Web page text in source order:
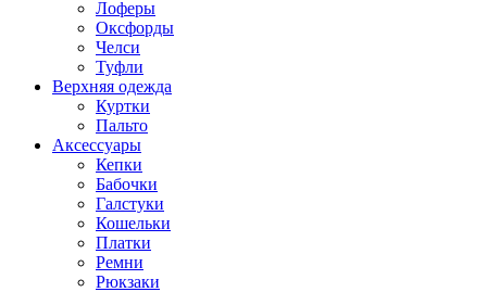
Лоферы
Оксфорды
Челси
Туфли
Верхняя одежда
Куртки
Пальто
Аксессуары
Кепки
Бабочки
Галстуки
Кошельки
Платки
Ремни
Рюкзаки